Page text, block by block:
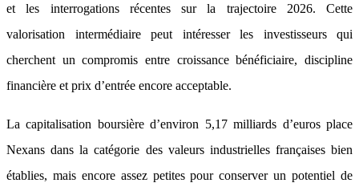
et les interrogations récentes sur la trajectoire 2026. Cette
valorisation intermédiaire peut intéresser les investisseurs qui
cherchent un compromis entre croissance bénéficiaire, discipline
financière et prix d’entrée encore acceptable.
La capitalisation boursière d’environ 5,17 milliards d’euros place
Nexans dans la catégorie des valeurs industrielles françaises bien
établies, mais encore assez petites pour conserver un potentiel de